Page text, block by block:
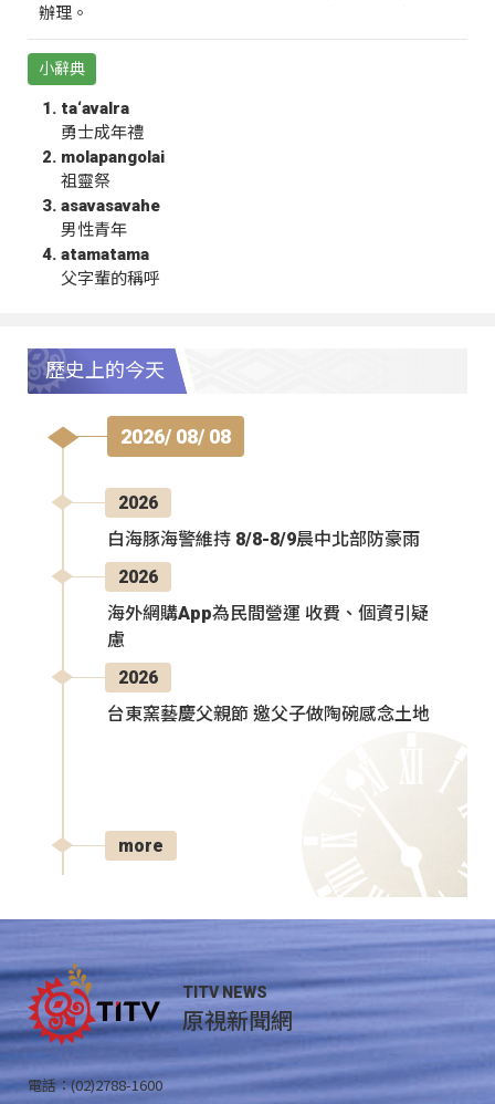
辦理。
小辭典
ta‘avalra
勇士成年禮
molapangolai
祖靈祭
asavasavahe
男性青年
atamatama
父字輩的稱呼
歷史上的今天
2026/ 08/ 08
2026
白海豚海警維持 8/8-8/9晨中北部防豪雨
2026
海外網購App為民間營運 收費、個資引疑
慮
2026
台東窯藝慶父親節 邀父子做陶碗感念土地
more
TITV NEWS
原視新聞網
電話：(02)2788-1600